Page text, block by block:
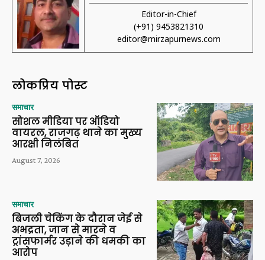
Editor-in-Chief
(+91) 9453821310
editor@mirzapurnews.com
लोकप्रिय पोस्ट
समाचार
सोशल मीडिया पर ऑडियो
वायरल, राजगढ़ थाने का मुख्य
आरक्षी निलंबित
August 7, 2026
समाचार
बिजली चेकिंग के दौरान जेई से
अभद्रता, जान से मारने व
ट्रांसफार्मर उड़ाने की धमकी का
आरोप